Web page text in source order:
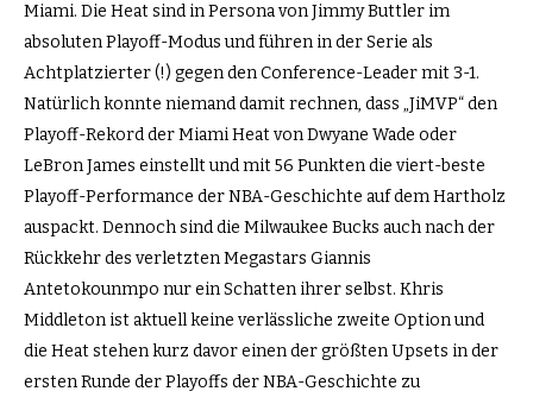
Miami. Die Heat sind in Persona von Jimmy Buttler im
absoluten Playoff-Modus und führen in der Serie als
Achtplatzierter (!) gegen den Conference-Leader mit 3-1.
Natürlich konnte niemand damit rechnen, dass „JiMVP“ den
Playoff-Rekord der Miami Heat von Dwyane Wade oder
LeBron James einstellt und mit 56 Punkten die viert-beste
Playoff-Performance der NBA-Geschichte auf dem Hartholz
auspackt. Dennoch sind die Milwaukee Bucks auch nach der
Rückkehr des verletzten Megastars Giannis
Antetokounmpo nur ein Schatten ihrer selbst. Khris
Middleton ist aktuell keine verlässliche zweite Option und
die Heat stehen kurz davor einen der größten Upsets in der
ersten Runde der Playoffs der NBA-Geschichte zu